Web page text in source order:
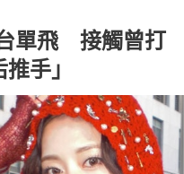
單飛 接觸曾打
手」